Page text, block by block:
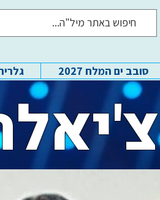
סובב ים המלח 2027